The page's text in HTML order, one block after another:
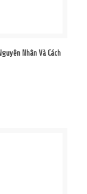
Nhân Và Cách